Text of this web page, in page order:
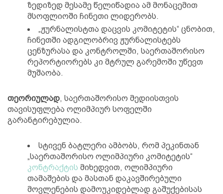
ზედიზედ მესამე წელიწადია ამ მონაცემით
მსოფლიოში ჩინეთი ლიდერობს.
„ჟურნალისტთა დაცვის კომიტეტის“ ცნობით,
ჩინეთში ადგილობრივ ჟურნალისტებს
ცენზურასა და კონტროლში, საერთაშორისო
რეპორტიორებს კი მტრულ გარემოში უწევთ
მუშაობა.
თეორიულად, საერთაშორისო მედიისთვის
თავისუფლება ოლიმპიურ სოფელში
გარანტირებულია.
სტივენ ბატლერი ამბობს, რომ პეკინთან
„საერთაშორისო ოლიმპიური კომიტეტის“
კონტრაქტის მიხედვით, ოლიმპიური
თამაშების და მასთან დაკავშირებული
მოვლენების დამოუკიდებლად გაშუქებისას